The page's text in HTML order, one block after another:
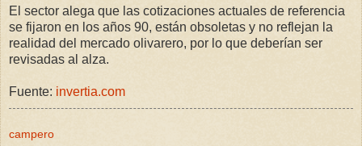
El sector alega que las cotizaciones actuales de referencia
se fijaron en los años 90, están obsoletas y no reflejan la
realidad del mercado olivarero, por lo que deberían ser
revisadas al alza.
Fuente: invertia.com
campero